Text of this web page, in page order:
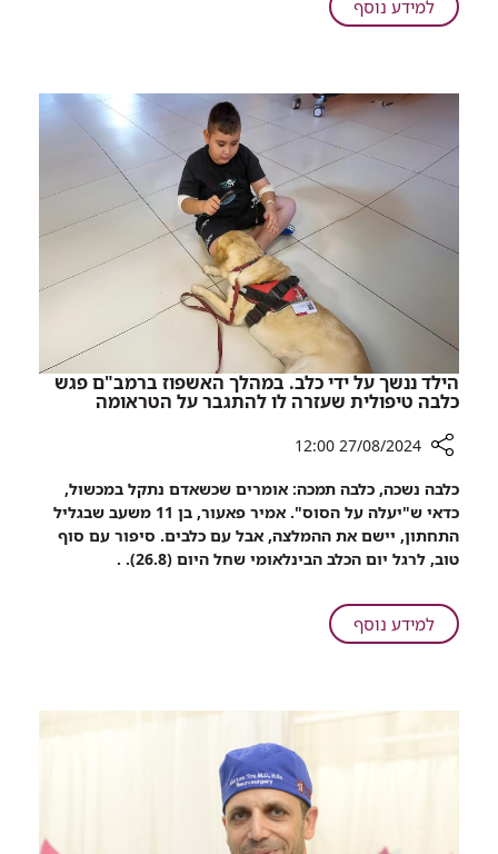
למידע נוסףעל
מישראל
רמב"ם
ביצעו
ניתוח
ראשון
מסוגו
במדינות
ברה"מ
לשעבר
הילד ננשך על ידי כלב. במהלך האשפוז ברמב"ם פגש
כלבה טיפולית שעזרה לו להתגבר על הטראומה
שיתוף
הילד
ננשך
על
כלב.
במהלך
פגש
כלבה
27/08/2024 12:00
כלבה נשכה, כלבה תמכה: אומרים שכשאדם נתקל במכשול,
כדאי ש"יעלה על הסוס". אמיר פאעור, בן 11 משעב שבגליל
התחתון, יישם את ההמלצה, אבל עם כלבים. סיפור עם סוף
טוב, לרגל יום הכלב הבינלאומי שחל היום (26.8). .
למידע נוסףעל
הילד
ידי
במהלך
האשפוז
ברמב"ם